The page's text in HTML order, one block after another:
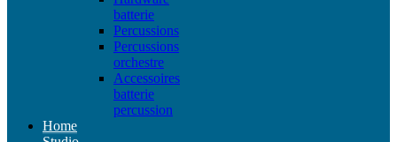
batterie
Percussions
Percussions
orchestre
Accessoires
batterie
percussion
Home